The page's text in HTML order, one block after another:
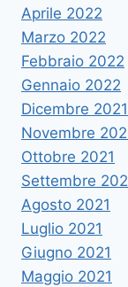
Aprile 2022
Marzo 2022
Febbraio 2022
Gennaio 2022
Dicembre 2021
Novembre
Ottobre 2021
Settembre
Agosto 2021
Luglio 2021
Giugno 2021
Maggio 2021